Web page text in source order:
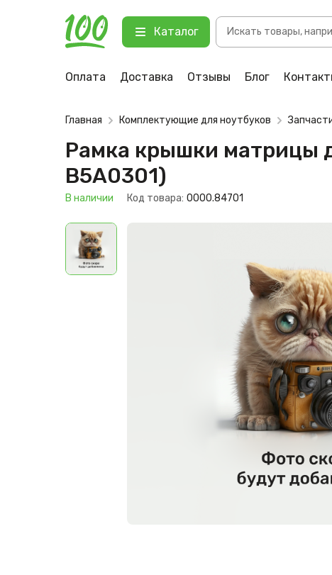
Каталог
Поиск
товаров
Оплата Доставка Отзывы Блог
Рамка крышки матрицы для
123 В наличии
Главная Комплектующие для ноутбуков
Рамка крышки матрицы
B5A0301)
В наличии Код товара: 0000.84701